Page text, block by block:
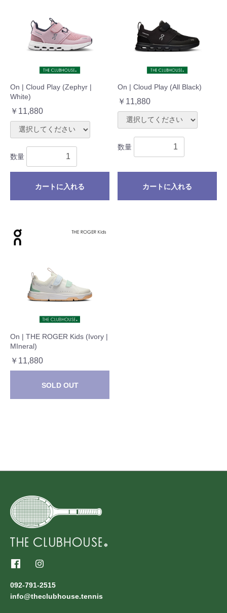
On | Cloud Play (Zephyr |
White)
￥11,880
数量
カートに入れる
On | Cloud Play (All Black)
￥11,880
数量
カートに入れる
On | THE ROGER Kids (Ivory |
MIneral)
￥11,880
SOLD OUT
092-791-2515
info@theclubhouse.tennis